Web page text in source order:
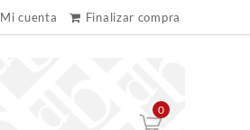
Mi cuenta Finalizar compra
0